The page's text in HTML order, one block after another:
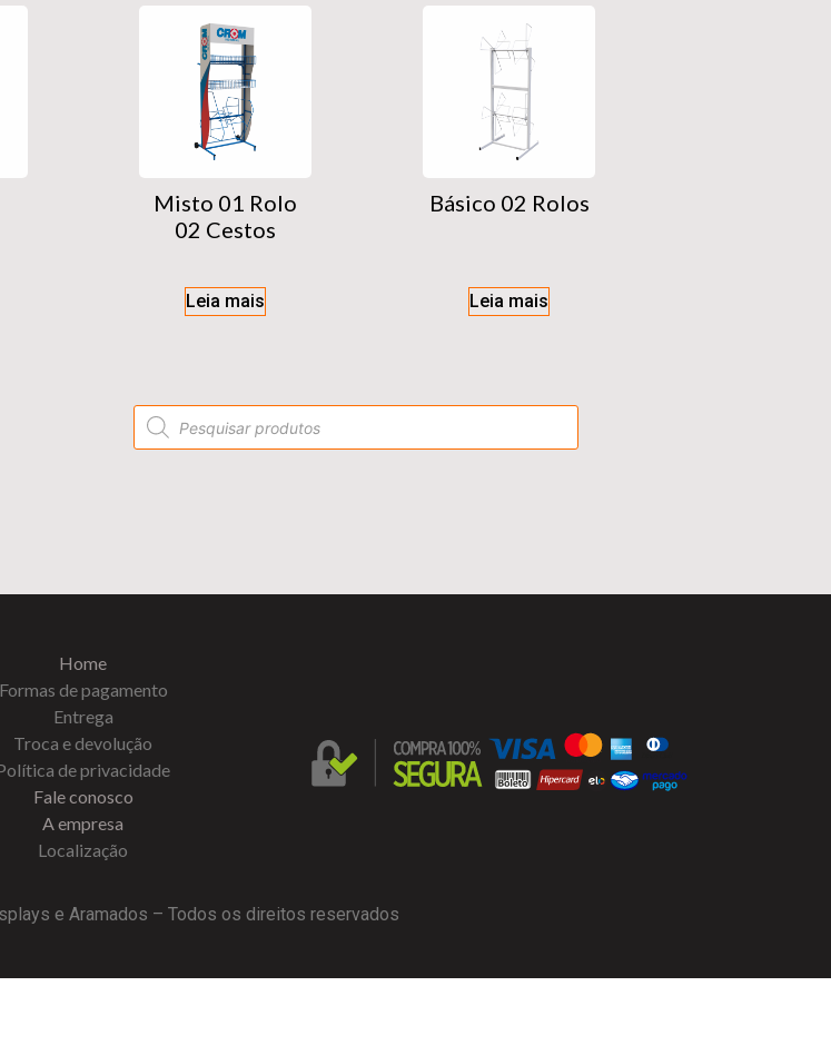
Misto 01 Rolo
02 Cestos
Leia mais
Básico 02 Rolos
Leia mais
Home
Formas de pagamento
Entrega
Troca e devolução
de privacidade
Fale conosco
A empresa
Localização
e Aramados – Todos os direitos reservados